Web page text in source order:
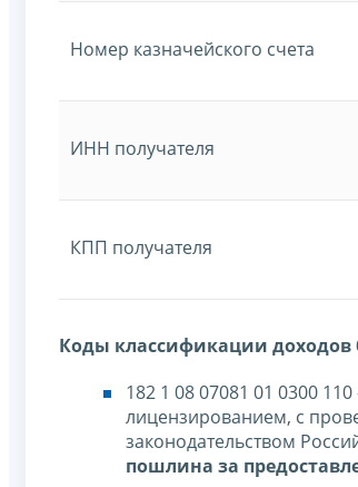
Номер казначейского счета
ИНН получателя
КПП получателя
Коды классификации
182 1 08 07081 01 0300
лицензированием, с
законодательством
пошлина за